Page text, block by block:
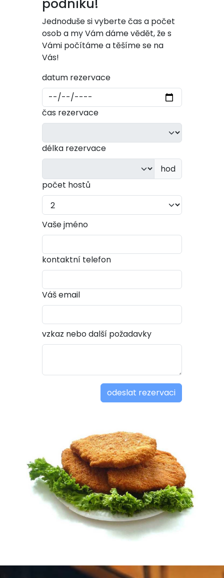
podniku!
Jednoduše si vyberte čas a počet
osob a my Vám dáme vědět, že s
Vámi počítáme a těšíme se na
Vás!
datum rezervace
čas rezervace
délka rezervace
hod
počet hostů
Vaše jméno
kontaktní telefon
Váš email
vzkaz nebo další požadavky